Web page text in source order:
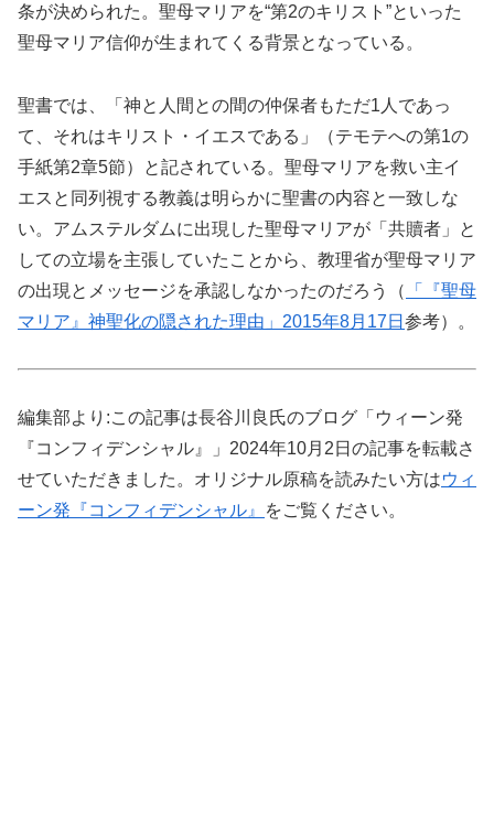
条が決められた。聖母マリアを“第2のキリスト”といった
聖母マリア信仰が生まれてくる背景となっている。
聖書では、「神と人間との間の仲保者もただ1人であっ
て、それはキリスト・イエスである」（テモテへの第1の
手紙第2章5節）と記されている。聖母マリアを救い主イ
エスと同列視する教義は明らかに聖書の内容と一致しな
い。アムステルダムに出現した聖母マリアが「共贖者」と
しての立場を主張していたことから、教理省が聖母マリア
の出現とメッセージを承認しなかったのだろう（
「『聖母
マリア』神聖化の隠された理由」2015年8月17日 参考）。
編集部より:この記事は長谷川良氏のブログ「ウィーン発
『コンフィデンシャル』」2024年10月2日の記事を転載さ
せていただきました。オリジナル原稿を読みたい方はウィ
ーン発『コンフィデンシャル』
をご覧ください。